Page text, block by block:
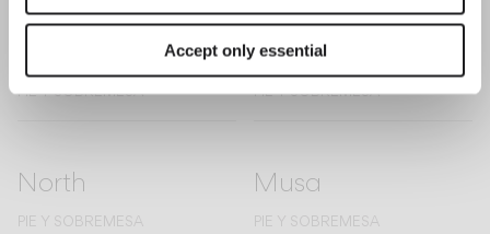
Accept only essential
PIE Y SOBREMESA
Pin
PIE Y SOBREMESA
North
PIE Y SOBREMESA
Musa
PIE Y SOBREMESA